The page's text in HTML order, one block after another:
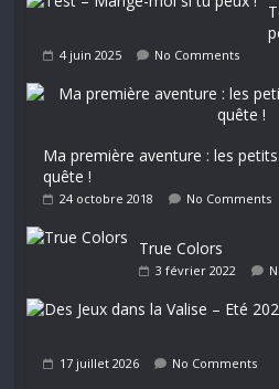
4 juin 2025 No Comments
Ma première aventure : les
quête !
24 octobre 2018 No Comments
True Colors
3 février 2022
17 juillet 2026 No Comments